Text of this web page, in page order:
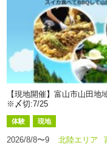
【現地開催】富山市山田
※〆切:7/25
体験 現地
2026/8/8〜9 北陸エリア